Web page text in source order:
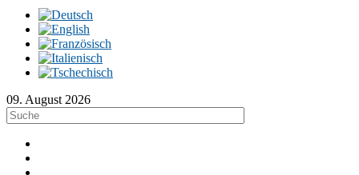
09. August 2026